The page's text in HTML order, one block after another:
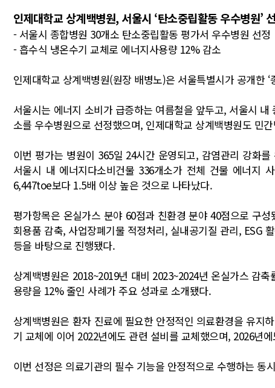
인제대학교 상계백병원, 서울시 ‘탄소중립활동 우수병원’
- 서울시 종합병원 30개소 탄소중립활동 평가서 우수병원 선정
- 흡수식 냉온수기 교체로 에너지사용량 12% 감소
인제대학교 상계백병원(원장 배병노)은 서울특별시가 공개한
서울시는 에너지 소비가 급증하는 여름철을 앞두고, 서울시
소를 우수병원으로 선정했으며, 인제대학교 상계백병원도 민
이번 평가는 병원이 365일 24시간 운영되고, 감염관리 강화
서울시 내 에너지다소비건물 336개소가 전체 건물 에너지
6,447toe보다 1.5배 이상 높은 것으로 나타났다.
평가항목은 온실가스 분야 60점과 친환경 분야 40점으로 구
회용품 감축, 사업장폐기물 적정처리, 실내공기질 관리, ESG
등을 바탕으로 진행됐다.
상계백병원은 2018~2019년 대비 2023~2024년 온실가스 감
용량을 12% 줄인 사례가 주요 성과로 소개됐다.
상계백병원은 환자 진료에 필요한 안정적인 의료환경을 유지
기 교체에 이어 2022년에도 관련 설비를 교체했으며, 2026년
이번 선정은 의료기관의 필수 기능을 안정적으로 수행하는